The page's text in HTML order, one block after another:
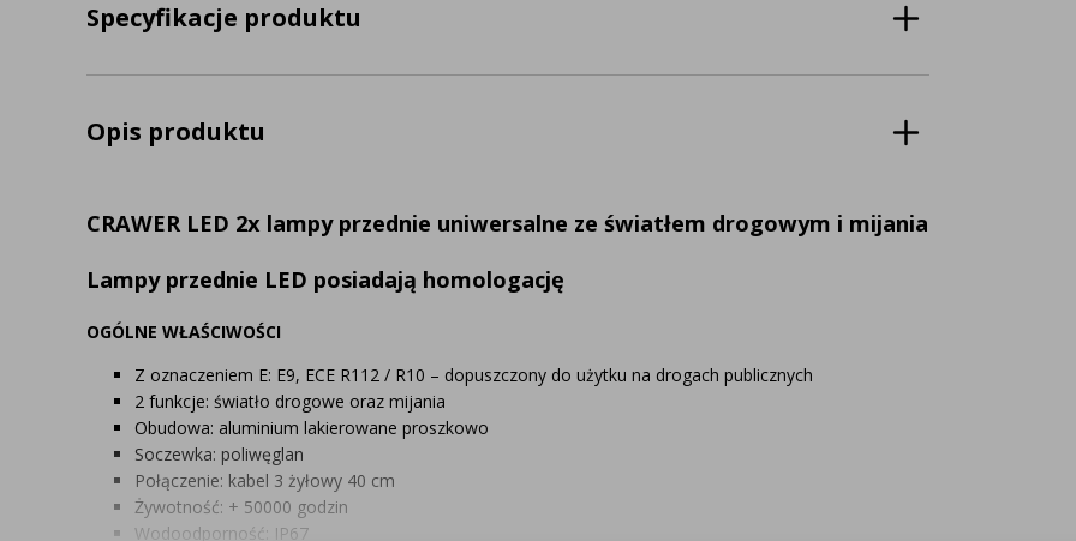
Specyfikacje produktu
Opis produktu
CRAWER LED 2x lampy przednie uniwersalne ze światłem drogowym i mijania
Lampy przednie LED posiadają homologację
OGÓLNE WŁAŚCIWOŚCI
Z oznaczeniem E: E9, ECE R112 / R10 – dopuszczony do użytku na drogach publicznych
2 funkcje: światło drogowe oraz mijania
Obudowa: aluminium lakierowane proszkowo
Soczewka: poliwęglan
Połączenie: kabel 3 żyłowy 40 cm
Żywotność: + 50000 godzin
Wodoodporność: IP67